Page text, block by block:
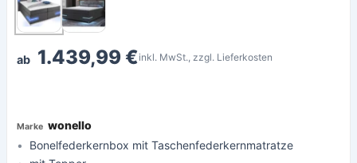
ab 1.439,99 €inkl. MwSt., zzgl. Lieferkosten
wonello
Bonelfederkernbox mit Taschenfederkernmatratze